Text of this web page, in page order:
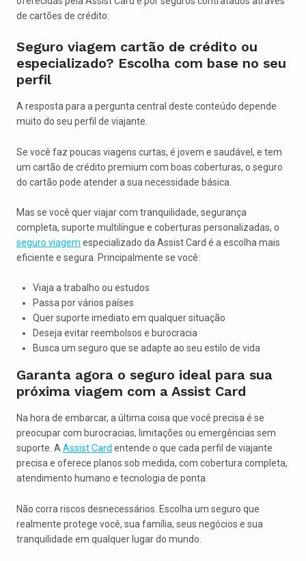
de cartões de crédito:
Seguro viagem cartão de crédito ou
especializado? Escolha com base no seu
perfil
A resposta para a pergunta central deste conteúdo depende
muito do seu perfil de viajante.
Se você faz poucas viagens curtas, é jovem e saudável, e tem
um cartão de crédito premium com boas coberturas, o seguro
do cartão pode atender a sua necessidade básica.
Mas se você quer viajar com tranquilidade, segurança
completa, suporte multilíngue e coberturas personalizadas, o
seguro viagem especializado da Assist Card é a escolha mais
eficiente e segura. Principalmente se você:
Viaja a trabalho ou estudos
Passa por vários países
Quer suporte imediato em qualquer situação
Deseja evitar reembolsos e burocracia
Busca um seguro que se adapte ao seu estilo de vida
Garanta agora o seguro ideal para sua
próxima viagem com a Assist Card
Na hora de embarcar, a última coisa que você precisa é se
preocupar com burocracias, limitações ou emergências sem
suporte. AAssist Card entende o que cada perfil de viajante
precisa e oferece planos sob medida, com cobertura completa,
atendimento humano e tecnologia de ponta.
Não corra riscos desnecessários. Escolha um seguro que
realmente protege você, sua família, seus negócios e sua
tranquilidade em qualquer lugar do mundo.